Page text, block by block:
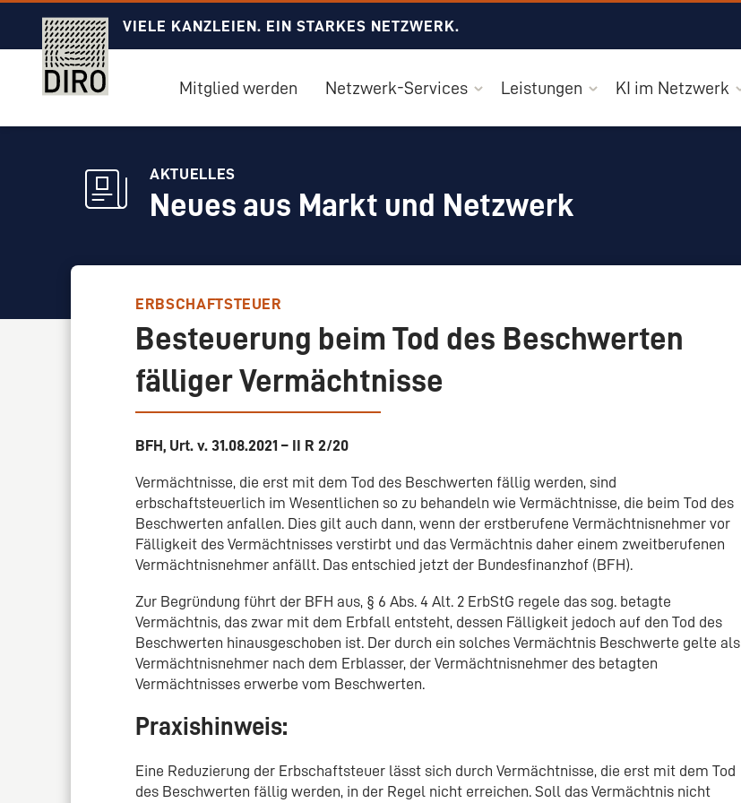
VIELE KANZLEIEN. EIN STARKES NETZWERK.
Mitglied werden Netzwerk-Services Leistungen KI im Netzwerk
AKTUELLES
Neues aus Markt und Netzwerk
ERBSCHAFTSTEUER
Besteuerung beim Tod des Beschwerten
fälliger Vermächtnisse
BFH, Urt. v. 31.08.2021 – II R 2/20
Vermächtnisse, die erst mit dem Tod des Beschwerten fällig werden, sind
erbschaftsteuerlich im Wesentlichen so zu behandeln wie Vermächtnisse, die beim Tod des
Beschwerten anfallen. Dies gilt auch dann, wenn der erstberufene Vermächtnisnehmer vor
Fälligkeit des Vermächtnisses verstirbt und das Vermächtnis daher einem zweitberufenen
Vermächtnisnehmer anfällt. Das entschied jetzt der Bundesfinanzhof (BFH).
Zur Begründung führt der BFH aus, § 6 Abs. 4 Alt. 2 ErbStG regele das sog. betagte
Vermächtnis, das zwar mit dem Erbfall entsteht, dessen Fälligkeit jedoch auf den Tod des
Beschwerten hinausgeschoben ist. Der durch ein solches Vermächtnis Beschwerte gelte als
Vermächtnisnehmer nach dem Erblasser, der Vermächtnisnehmer des betagten
Vermächtnisses erwerbe vom Beschwerten.
Praxishinweis:
Eine Reduzierung der Erbschaftsteuer lässt sich durch Vermächtnisse, die erst mit dem Tod
des Beschwerten fällig werden, in der Regel nicht erreichen. Soll das Vermächtnis nicht